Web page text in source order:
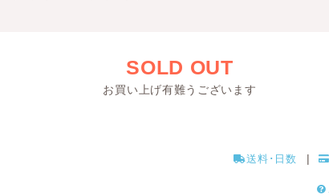
SOLD OUT
お買い上げ有難うございます
送料･日数